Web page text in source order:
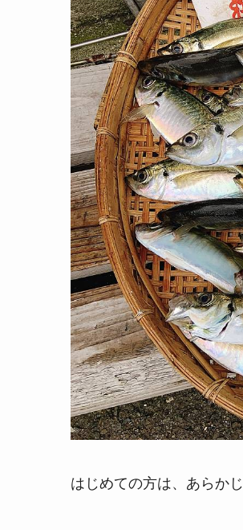
はじめての方は、あらか